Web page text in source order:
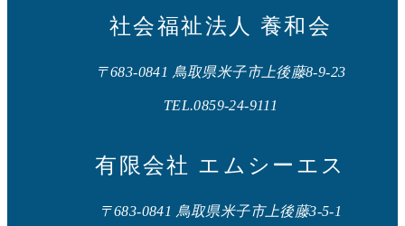
社会福祉法人 養和会
〒683-0841 鳥取県米子市上後藤8-9-23
TEL.0859-24-9111
有限会社 エムシーエス
〒683-0841 鳥取県米子市上後藤3-5-1